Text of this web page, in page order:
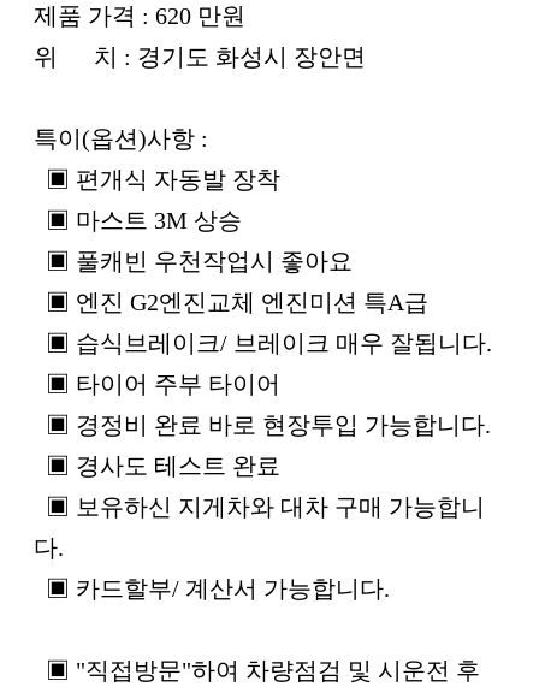
제품 가격 : 620 만원
위 치 : 경기도 화성시 장안면
특이(옵션)사항 :
▣ 편개식 자동발 장착
▣ 마스트 3M 상승
▣ 풀캐빈 우천작업시 좋아요
▣ 엔진 G2엔진교체 엔진미션 특A급
▣ 습식브레이크/ 브레이크 매우 잘됩니다.
▣ 타이어 주부 타이어
▣ 경정비 완료 바로 현장투입 가능합니다.
▣ 경사도 테스트 완료
▣ 보유하신 지게차와 대차 구매 가능합니
다.
▣ 카드할부/ 계산서 가능합니다.
▣ "직접방문"하여 차량점검 및 시운전 후